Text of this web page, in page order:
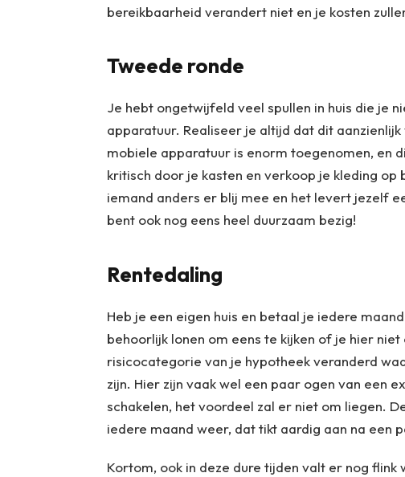
bereikbaarheid verandert niet en je kosten
Tweede ronde
Je hebt ongetwijfeld veel spullen in huis die je
apparatuur. Realiseer je altijd dat dit
mobiele apparatuur is enorm toegenomen, en
kritisch door je kasten en verkoop je kleding
iemand anders er blij mee en het levert jezelf
bent ook nog eens heel duurzaam bezig!
Rentedaling
Heb je een eigen huis en betaal je iedere
behoorlijk lonen om eens te kijken of je hier
risicocategorie van je hypotheek veranderd
zijn. Hier zijn vaak wel een paar ogen van een
schakelen, het voordeel zal er niet om liegen.
iedere maand weer, dat tikt aardig aan na een
Kortom, ook in deze dure tijden valt er nog